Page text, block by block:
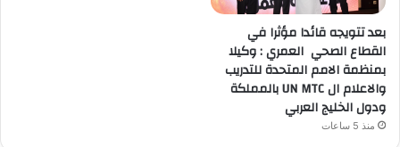
بعد تتويجه قائدا مؤثرا في
القطاع الصحي العمري : وكيلا
بمنظمة الامم المتحدة للتدريب
والاعلام ال UN MTC بالمملكة
ودول الخليج العربي
منذ 5 ساعات